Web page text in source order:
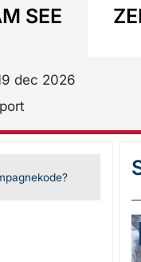
SEE
dec 2026